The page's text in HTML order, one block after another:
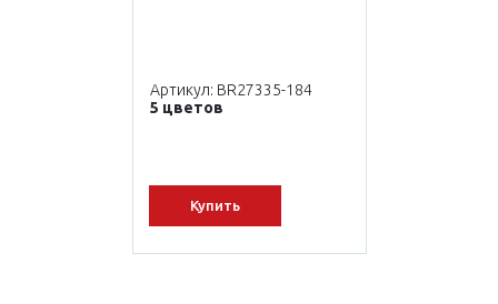
Артикул: BR27335-184
5 цветов
Купить